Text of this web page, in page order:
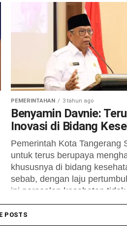
Selatan Benyamin Davnie
Promosi kesehatan
Perilaku Hidup Bersih dan...
PEMERINTAHAN 3 tahun ago
Benyamin Davnie:
Inovasi di Bidang
Pemerintah Kota Tangerang
untuk terus berupaya
khususnya di bidang
sebab, dengan laju
ini persoalan kesehatan
POSTS